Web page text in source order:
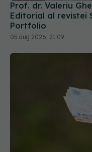
Prof. dr. Valeriu
Editorial al revistei
Portfolio
05 aug 2026, 21:09